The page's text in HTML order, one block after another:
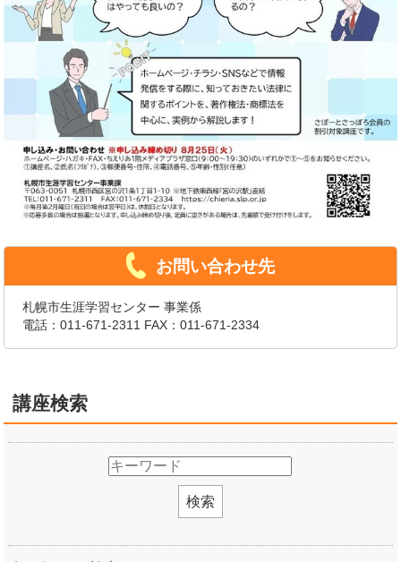
お問い合わせ先
札幌市生涯学習センター 事業係
電話：011-671-2311 FAX：011-671-2334
講座検索
検索